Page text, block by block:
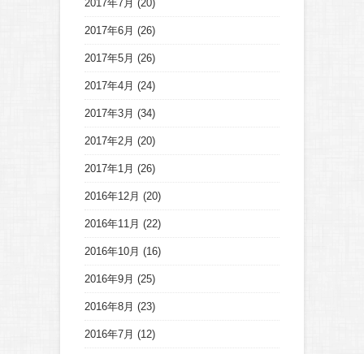
2017年7月 (20)
2017年6月 (26)
2017年5月 (26)
2017年4月 (24)
2017年3月 (34)
2017年2月 (20)
2017年1月 (26)
2016年12月 (20)
2016年11月 (22)
2016年10月 (16)
2016年9月 (25)
2016年8月 (23)
2016年7月 (12)